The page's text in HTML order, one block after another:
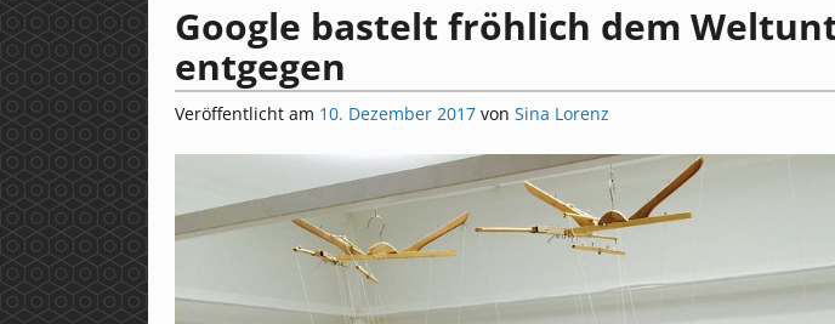
Google bastelt fröhlich dem
entgegen
Veröffentlicht am 10. Dezember 2017 von Sina Lorenz